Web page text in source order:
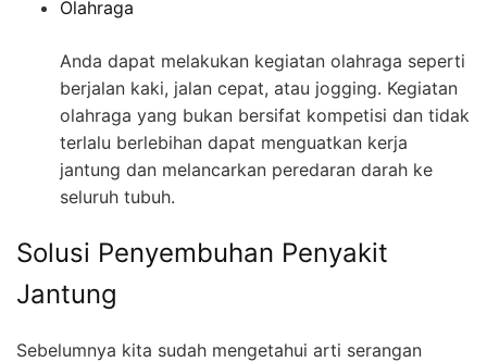
Olahraga
Anda dapat melakukan kegiatan olahraga seperti
berjalan kaki, jalan cepat, atau jogging. Kegiatan
olahraga yang bukan bersifat kompetisi dan tidak
terlalu berlebihan dapat menguatkan kerja
jantung dan melancarkan peredaran darah ke
seluruh tubuh.
Solusi Penyembuhan Penyakit
Jantung
Sebelumnya kita sudah mengetahui arti serangan